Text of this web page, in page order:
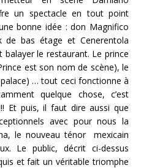
un spectacle en tout point
bonne idée : don Magnifico
de bas étage et Cenerentola
le restaurant. Le prince
est son nom de scène), le
… tout ceci fonctionne à
quelque chose, c’est
Et puis, il faut dire aussi que
avec pour nous la
le nouveau ténor mexicain
Le public, décrit ci-dessus
et fait un véritable triomphe